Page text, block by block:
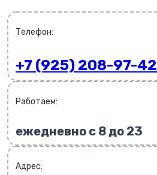
Телефон:
+7 (925) 208-97-42
Работаем:
ежедневно с 8 до 23
Адрес: